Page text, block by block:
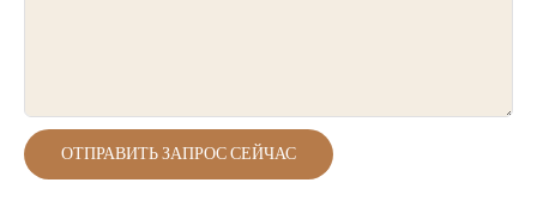
ОТПРАВИТЬ ЗАПРОС СЕЙЧАС